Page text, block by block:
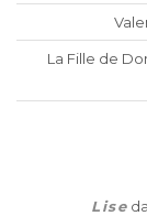
La Fille de
Lise